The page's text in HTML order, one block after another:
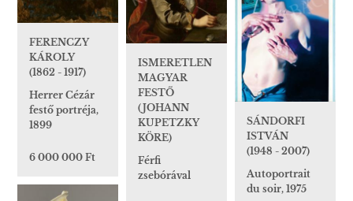
FERENCZY
KÁROLY
(1862 - 1917)
Herrer Cézár
festő portréja,
1899
6 000 000 Ft
ISMERETLEN
MAGYAR
FESTŐ
(JOHANN
KUPETZKY
KÖRE)
Férfi
zsebórával
SÁNDORFI
ISTVÁN
(1948 - 2007)
Autoportrait
du soir, 1975